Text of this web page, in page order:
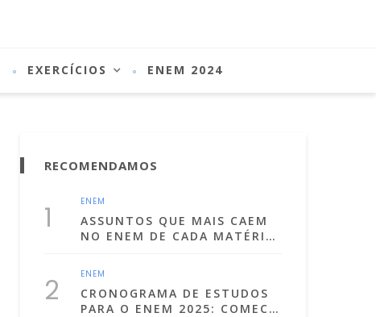
EXERCÍCIOS ENEM 2024
RECOMENDAMOS
1 ENEM
ASSUNTOS QUE MAIS CAEM
NO ENEM DE CADA MATÉRIA!
2025)
2 ENEM
CRONOGRAMA DE ESTUDOS
PARA O ENEM 2025: COMECE